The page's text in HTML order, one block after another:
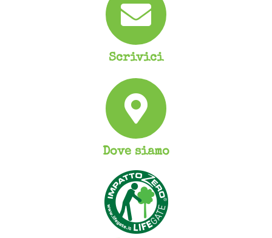
Scrivici
Dove siamo